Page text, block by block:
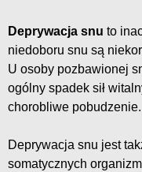
Deprywacja snu to
niedoboru snu są
U osoby pozbawionej
ogólny spadek sił
chorobliwe pobudzenie.
Deprywacja snu jest
somatycznych